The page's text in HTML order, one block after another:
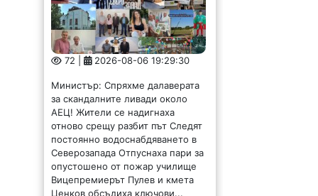
72 | 2026-08-06 19:29:30
Министър: Спряхме далаверата
за скандалните ливади около
АЕЦ! Жители се надигнаха
отново срещу разбит път Следят
постоянно водоснабдяването в
Северозапада Отпуснаха пари за
опустошено от пожар училище
Вицепремиерът Пулев и кмета
Ценков обсъдиха ключови...